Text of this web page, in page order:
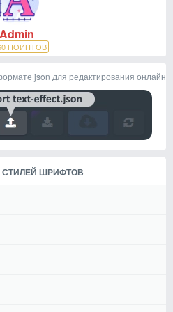
Admin
ПОИНТОВ
json для редактирования онлайн
СТИЛЕЙ ШРИФТОВ